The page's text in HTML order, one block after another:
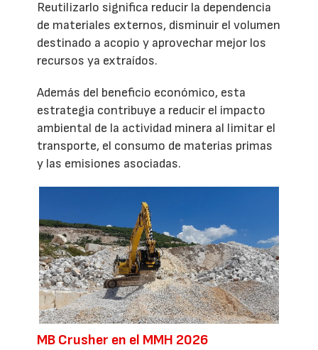
Reutilizarlo significa reducir la dependencia
de materiales externos, disminuir el volumen
destinado a acopio y aprovechar mejor los
recursos ya extraídos.
Además del beneficio económico, esta
estrategia contribuye a reducir el impacto
ambiental de la actividad minera al limitar el
transporte, el consumo de materias primas
y las emisiones asociadas.
MB Crusher en el MMH 2026